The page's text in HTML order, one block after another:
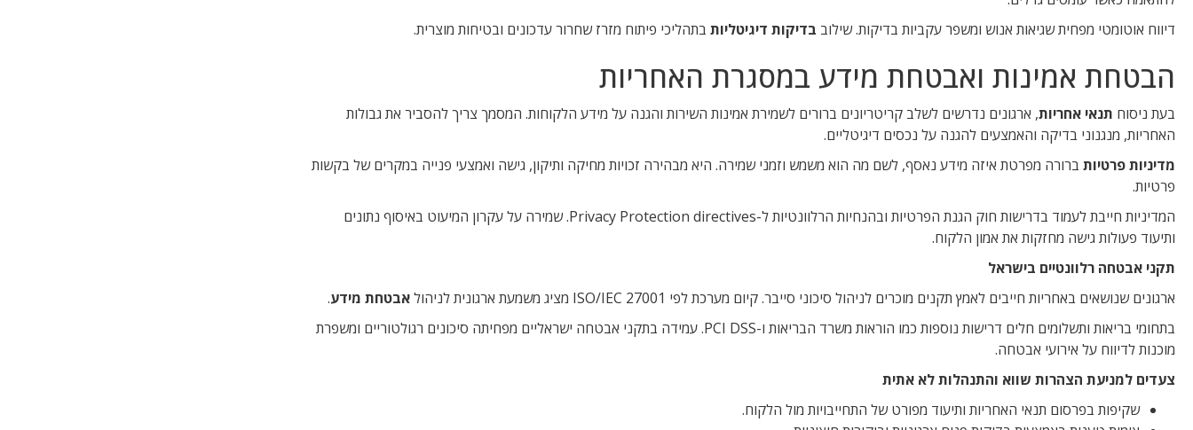
דיווח אוטומטי מפחית שגיאות אנוש ומשפר עקביות בדיקות. שילוב בדיקות דיגיטליות בתהליכי פיתוח מזרז שחרור עדכונים ובטיחות מוצרית.
הבטחת אמינות ואבטחת מידע במסגרת האחריות
בעת ניסוח תנאי אחריות, ארגונים נדרשים לשלב קריטריונים ברורים לשמירת אמינות השירות והגנה על מידע הלקוחות. המסמך צריך להסביר את גבולות
האחריות, מנגנוני בדיקה והאמצעים להגנה על נכסים דיגיטליים.
מדיניות פרטיות ברורה מפרטת איזה מידע נאסף, לשם מה הוא משמש וזמני שמירה. היא מבהירה זכויות מחיקה ותיקון, גישה ואמצעי פנייה במקרים של בקשות
פרטיות.
המדיניות חייבת לעמוד בדרישות חוק הגנת הפרטיות ובהנחיות הרלוונטיות ל-Privacy Protection directives. שמירה על עקרון המיעוט באיסוף נתונים
ותיעוד פעולות גישה מחזקות את אמון הלקוח.
תקני אבטחה רלוונטיים בישראל
ארגונים שנושאים באחריות חייבים לאמץ תקנים מוכרים לניהול סיכוני סייבר. קיום מערכת לפי ISO/IEC 27001 מציג משמעת ארגונית לניהול
אבטחת מידע.
בתחומי בריאות ותשלומים חלים דרישות נוספות כמו הוראות משרד הבריאות ו-PCI DSS. עמידה בתקני אבטחה ישראליים מפחיתה סיכונים רגולטוריים ומשפרת
מוכנות לדיווח על אירועי אבטחה.
צעדים למניעת הצהרות שווא והתנהלות לא אתית
שקיפות בפרסום תנאי האחריות ותיעוד מפורט של התחייבויות מול הלקוח.